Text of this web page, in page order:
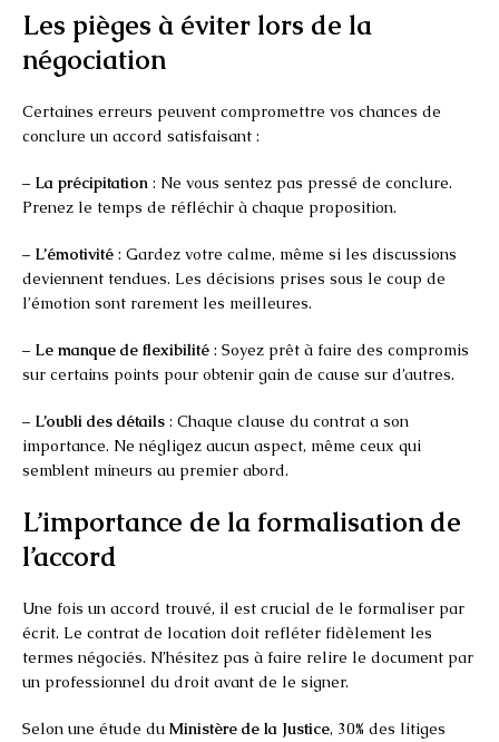
Les pièges à éviter lors de la
négociation
Certaines erreurs peuvent compromettre vos chances de
conclure un accord satisfaisant :
– La précipitation : Ne vous sentez pas pressé de conclure.
Prenez le temps de réfléchir à chaque proposition.
– L’émotivité : Gardez votre calme, même si les discussions
deviennent tendues. Les décisions prises sous le coup de
l’émotion sont rarement les meilleures.
– Le manque de flexibilité : Soyez prêt à faire des compromis
sur certains points pour obtenir gain de cause sur d’autres.
– L’oubli des détails : Chaque clause du contrat a son
importance. Ne négligez aucun aspect, même ceux qui
semblent mineurs au premier abord.
L’importance de la formalisation de
l’accord
Une fois un accord trouvé, il est crucial de le formaliser par
écrit. Le contrat de location doit refléter fidèlement les
termes négociés. N’hésitez pas à faire relire le document par
un professionnel du droit avant de le signer.
Selon une étude du Ministère de la Justice, 30% des litiges